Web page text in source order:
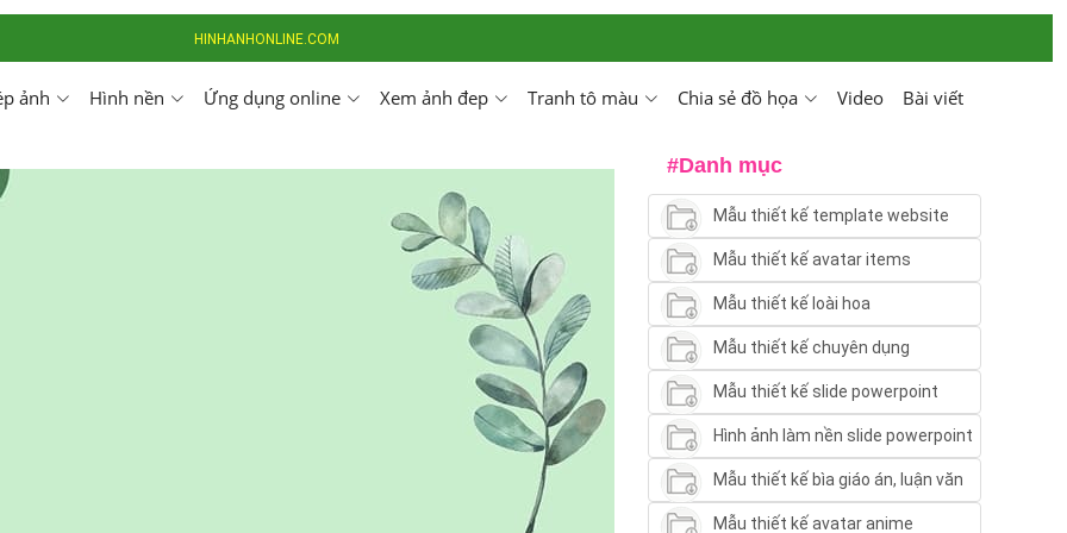
HINHANHONLINE.COM
ảnh Hình nền Ứng dụng online Xem ảnh đep Tranh tô màu Chia sẻ đồ họa Video Bài viết
#Danh mục
Mẫu thiết kế template website
Mẫu thiết kế avatar items
Mẫu thiết kế loài hoa
Mẫu thiết kế chuyên dụng
Mẫu thiết kế slide powerpoint
Hình ảnh làm nền slide powerpoint
Mẫu thiết kế bìa giáo án, luận văn
Mẫu thiết kế avatar anime